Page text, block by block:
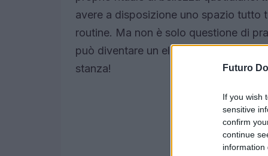
Futuro
If you wish
sensitive
confirm
continue
information
avere a disposizione uno spazio
routine. Ma non è solo questione di
può diventare un elemento d’arredo
stanza!